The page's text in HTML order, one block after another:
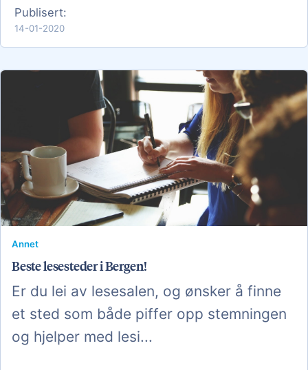
Publisert:
14-01-2020
Annet
Beste lesesteder i Bergen!
Er du lei av lesesalen, og ønsker å finne
et sted som både piffer opp stemningen
og hjelper med lesi...